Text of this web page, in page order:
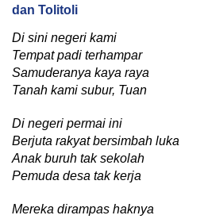
dan Tolitoli
Di sini negeri kami
Tempat padi terhampar
Samuderanya kaya raya
Tanah kami subur, Tuan
Di negeri permai ini
Berjuta rakyat bersimbah luka
Anak buruh tak sekolah
Pemuda desa tak kerja
Mereka dirampas haknya